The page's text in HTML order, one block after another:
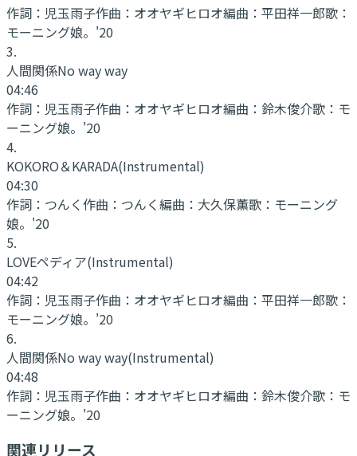
作詞： 児玉雨子作曲： オオヤギヒロオ編曲： 平田祥一郎歌：
モーニング娘。'20
3.
人間関係No way way
04:46
作詞： 児玉雨子作曲： オオヤギヒロオ編曲： 鈴木俊介歌： モ
ーニング娘。'20
4.
KOKORO＆KARADA(Instrumental)
04:30
作詞： つんく 作曲： つんく 編曲： 大久保薫歌： モーニング
娘。'20
5.
LOVEペディア(Instrumental)
04:42
作詞： 児玉雨子作曲： オオヤギヒロオ編曲： 平田祥一郎歌：
モーニング娘。'20
6.
人間関係No way way(Instrumental)
04:48
作詞： 児玉雨子作曲： オオヤギヒロオ編曲： 鈴木俊介歌： モ
ーニング娘。'20
関連リリース